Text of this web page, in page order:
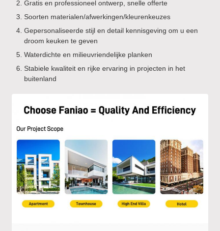
Gratis en professioneel ontwerp, snelle offerte
Soorten materialen/afwerkingen/kleurenkeuzes
Gepersonaliseerde stijl en detail kennisgeving om u een
droom keuken te geven
Waterdichte en milieuvriendelijke planken
Stabiele kwaliteit en rijke ervaring in projecten in het
buitenland